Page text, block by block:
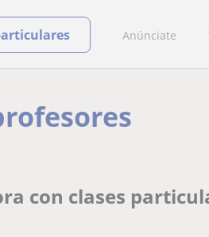
Anúnciate
con clases